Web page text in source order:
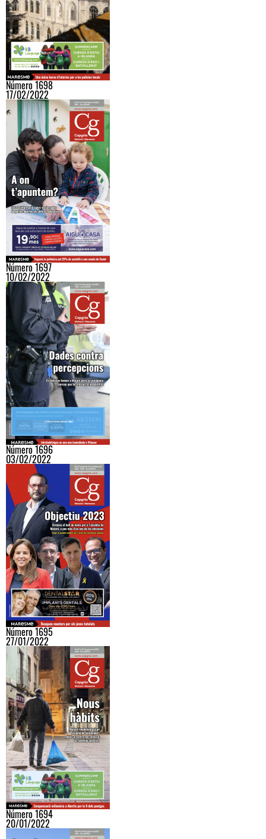
Número 1698
17/02/2022
Número 1697
10/02/2022
Número 1696
03/02/2022
Número 1695
27/01/2022
Número 1694
20/01/2022